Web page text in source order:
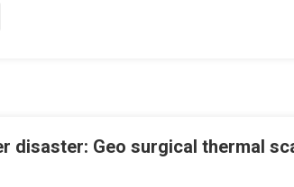
Geo surgical thermal